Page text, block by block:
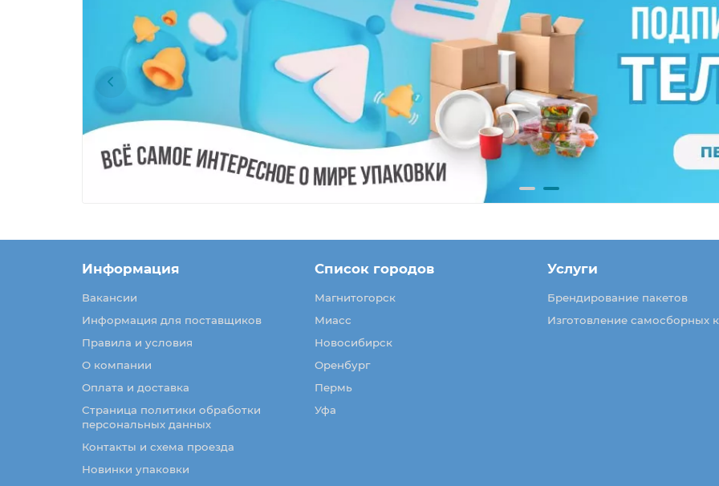
Информация
Вакансии
Информация для поставщиков
Правила и условия
О компании
Оплата и доставка
Страница политики обработки
персональных данных
Контакты и схема проезда
Новинки упаковки
Список городов
Магнитогорск
Миасс
Новосибирск
Оренбург
Пермь
Уфа
Услуги
Брендирование пакетов
Изготовление самосборных